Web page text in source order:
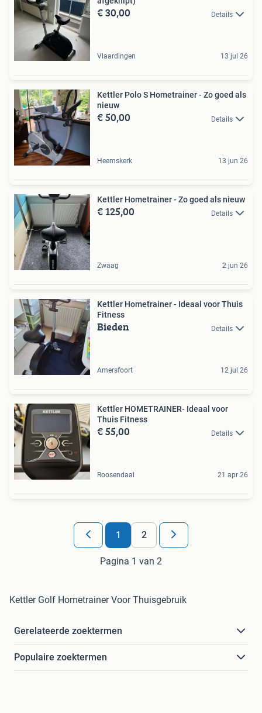
€ 30,00 Details
Vlaardingen 13 jul 26
Kettler Polo S Hometrainer - Zo goed als
nieuw
€ 50,00 Details
Heemskerk 13 jun 26
Kettler Hometrainer - Zo goed als nieuw
€ 125,00 Details
Zwaag 2 jun 26
Kettler Hometrainer - Ideaal voor Thuis
Fitness
Bieden Details
Amersfoort 12 jul 26
Kettler HOMETRAINER- Ideaal voor
Thuis Fitness
€ 55,00 Details
Roosendaal 21 apr 26
1 2
Pagina 1 van 2
Kettler Golf Hometrainer Voor Thuisgebruik
Gerelateerde zoektermen
Populaire zoektermen